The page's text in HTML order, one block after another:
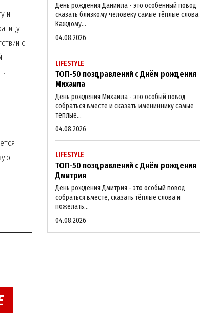
и
с
День рождения Даниила - это особенный повод
сказать близкому человеку самые тёплые слова.
Каждому...
04.08.2026
LIFESTYLE
ТОП-50 поздравлений с Днём рождения
Михаила
День рождения Михаила - это особый повод
собраться вместе и сказать имениннику самые
тёплые...
04.08.2026
LIFESTYLE
ТОП-50 поздравлений с Днём рождения
Дмитрия
День рождения Дмитрия - это особый повод
собраться вместе, сказать тёплые слова и
пожелать...
04.08.2026